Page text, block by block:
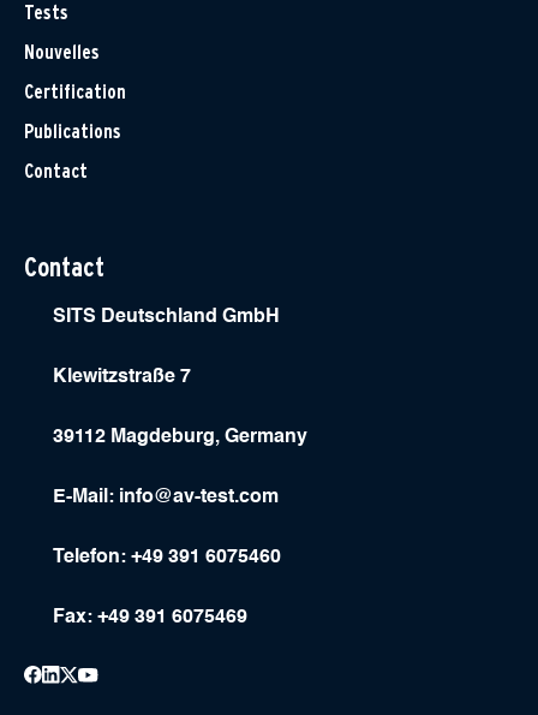
Tests
Nouvelles
Certification
Publications
Contact
Contact
SITS Deutschland GmbH
Klewitzstraße 7
39112 Magdeburg, Germany
E-Mail: info@av-test.com
Telefon: +49 391 6075460
Fax: +49 391 6075469